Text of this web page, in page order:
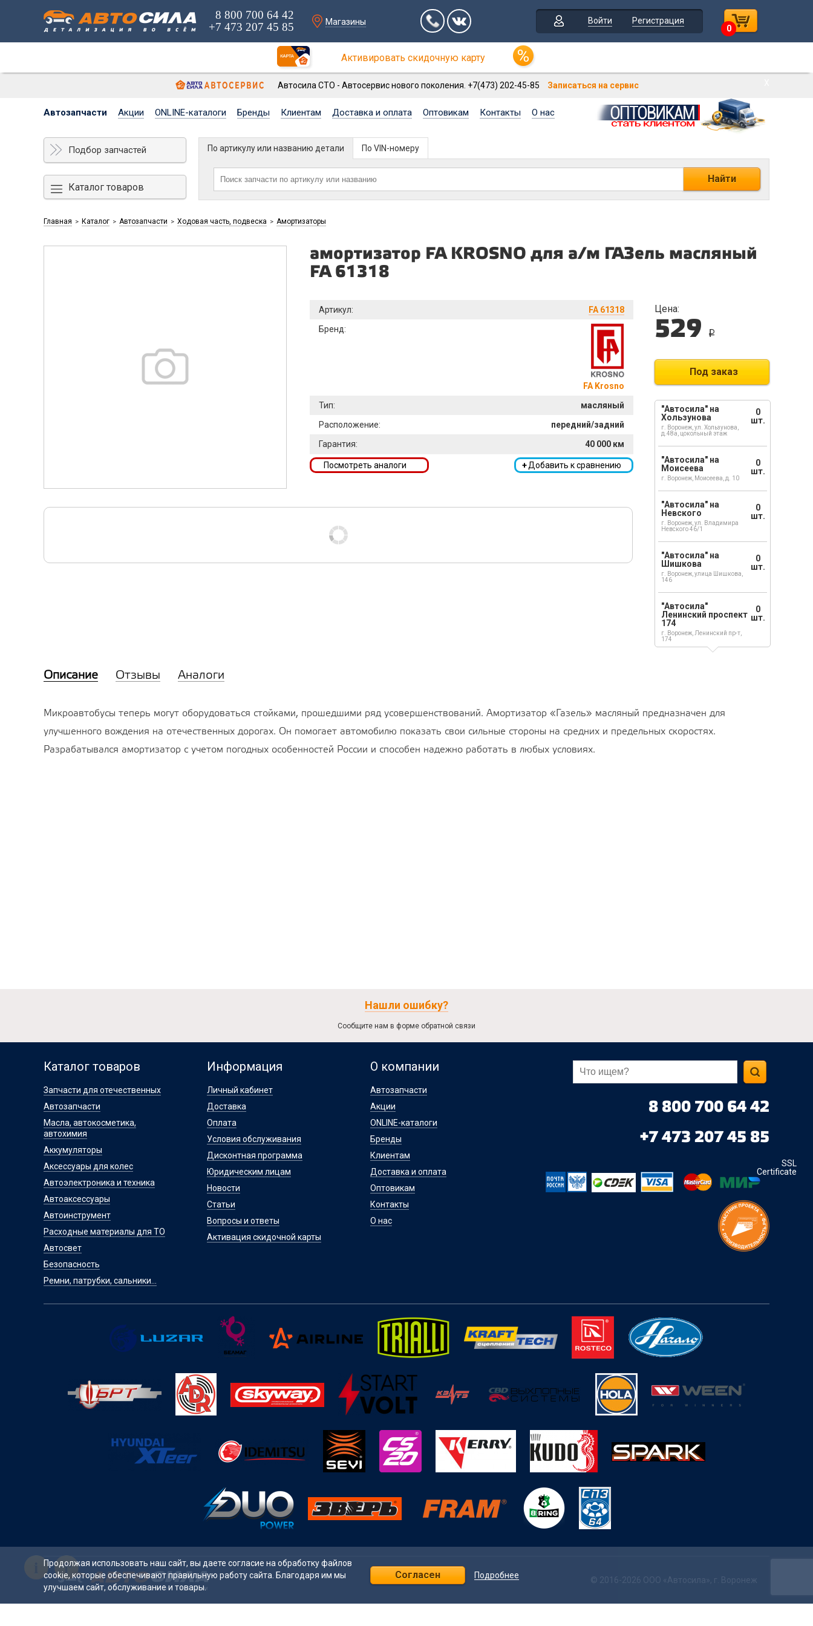
8 800 700 64 42
+7 473 207 45 85
Магазины Войти
Регистрация
0
Активировать скидочную карту
Автосила СТО - Автосервис нового поколения. +7(473) 202-45-85 Записаться на сервис
Автозапчасти Акции ONLINE-каталоги Бренды Клиентам Доставка и оплата Оптовикам Контакты О нас
Подбор запчастей
Каталог товаров
По артикулу или названию детали
Найти
По VIN-номеру
Главная > Каталог > Автозапчасти > Ходовая часть, подвеска > Амортизаторы
амортизатор FA KROSNO для а/м ГАЗель масляный
FA 61318
Артикул:
FA 61318
Бренд:
FA Krosno
Тип:
масляный
Расположение:
передний/задний
Гарантия:
40 000 км
+Добавить к сравнению
Посмотреть аналоги
Цена:
529 i
Под заказ
"Автосила" на
Хользунова
г. Воронеж, ул. Хользунова,
д.48а, цокольный этаж
0
шт.
"Автосила" на
Моисеева
г. Воронеж, Моисеева, д. 10
0
шт.
"Автосила" на
Невского
г. Воронеж, ул. Владимира
Невского 46/1
0
шт.
"Автосила" на
Шишкова
г. Воронеж, улица Шишкова,
146
0
шт.
"Автосила"
Ленинский проспект
174
г. Воронеж, Ленинский пр-т,
174
0
шт.
Описание Отзывы Аналоги
Микроавтобусы теперь могут оборудоваться стойками, прошедшими ряд усовершенствований. Амортизатор «Газель» масляный предназначен для
улучшенного вождения на отечественных дорогах. Он помогает автомобилю показать свои сильные стороны на средних и предельных скоростях.
Разрабатывался амортизатор с учетом погодных особенностей России и способен надежно работать в любых условиях.
Нашли ошибку?
Сообщите нам в форме обратной связи
Каталог товаров
Запчасти для отечественных
Автозапчасти
Масла, автокосметика,
автохимия
Аккумуляторы
Аксессуары для колес
Автоэлектроника и техника
Автоаксессуары
Автоинструмент
Расходные материалы для ТО
Автосвет
Безопасность
Ремни, патрубки, сальники...
Информация
Личный кабинет
Доставка
Оплата
Условия обслуживания
Дисконтная программа
Юридическим лицам
Новости
Статьи
Вопросы и ответы
Активация скидочной карты
О компании
Автозапчасти
Акции
ONLINE-каталоги
Бренды
Клиентам
Доставка и оплата
Оптовикам
Контакты
О нас
8 800 700 64 42
+7 473 207 45 85
SSL
Certificate
© 2016-2026 ООО «Автосила», г. Воронеж
Продолжая использовать наш сайт, вы даете согласие на обработку файлов
cookie, которые обеспечивают правильную работу сайта. Благодаря им мы
улучшаем сайт, обслуживание и товары.
Согласен Подробнее